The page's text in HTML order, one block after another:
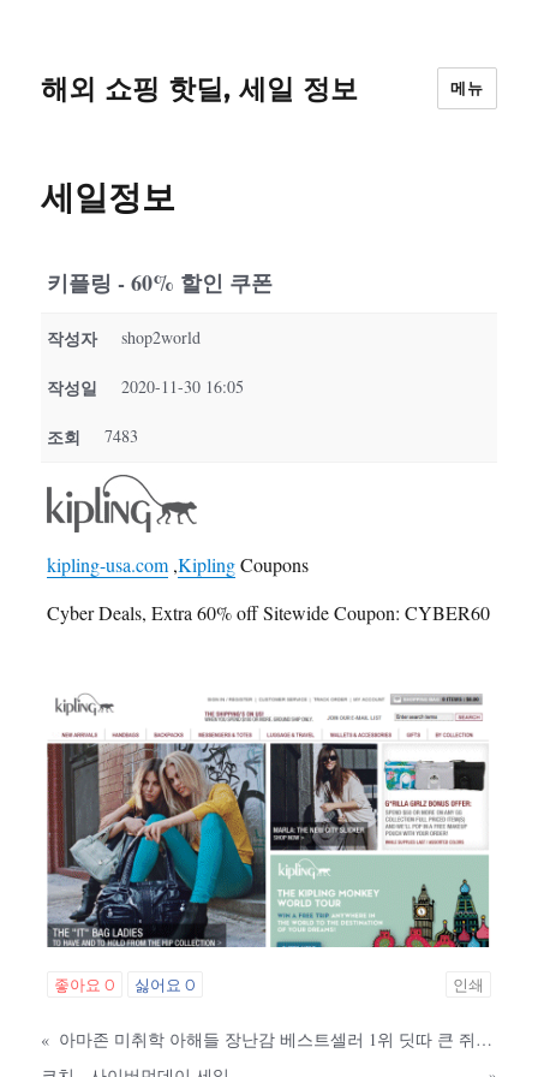
해외 쇼핑 핫딜, 세일 정보 메뉴
세일정보
키플링 - 60% 할인 쿠폰
작성자 shop2world
작성일 2020-11-30 16:05
조회 7483
kipling-usa.com ,KiplingCoupons
Cyber Deals, Extra 60% off Sitewide Coupon: CYBER60
좋아요0 싫어요0 인쇄
«
아마존 미취학 아해들 장난감 베스트셀러 1위 딧따 큰 쥐 인형 $9.99